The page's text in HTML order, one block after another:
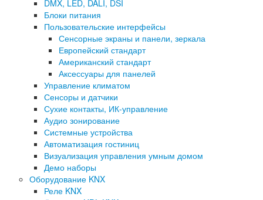
DMX, LED, DALI, DSI
Блоки питания
Пользовательские интерфейсы
Сенсорные экраны и панели, зеркала
Европейский стандарт
Американский стандарт
Аксессуары для панелей
Управление климатом
Сенсоры и датчики
Сухие контакты, ИК-управление
Аудио зонирование
Системные устройства
Автоматизация гостиниц
Визуализация управления умным домом
Демо наборы
Оборудование KNX
Реле KNX